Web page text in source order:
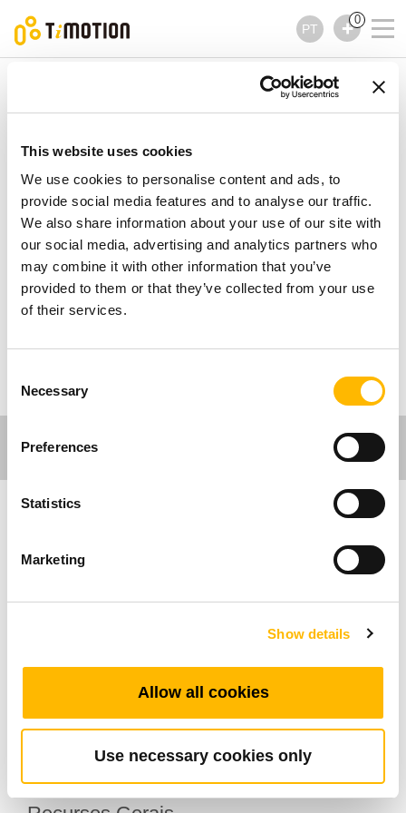
This website uses cookies
We use cookies to personalise content and ads, to
provide social media features and to analyse our traffic.
We also share information about your use of our site with
our social media, advertising and analytics partners who
may combine it with other information that you’ve
provided to them or that they’ve collected from your use
of their services.
Selection
Necessary
Preferences
Statistics
Marketing
Show details
Allow all cookies
Use necessary cookies only
PT
0
TBS5 Series
Acessórios
pode ser usado para outras aplicações
de ruído sonoro. Pode ser fornecido com
comprimento variável de parafusos.